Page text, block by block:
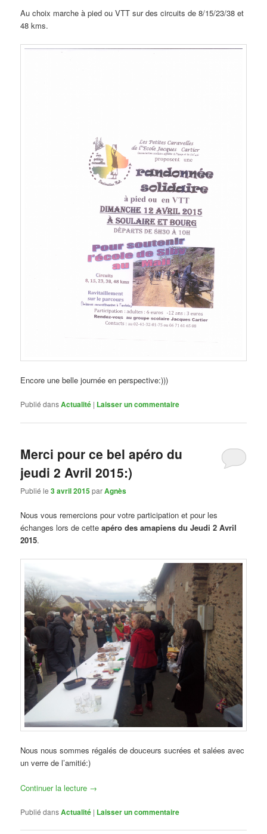
Au choix marche à pied ou VTT sur des circuits de 8/15/23/38 et
48 kms.
Encore une belle journée en perspective:)))
Publié dansActualité | Laisser un commentaire
Merci pour ce bel apéro du
jeudi 2 Avril 2015:)
Publié le3 avril 2015parAgnès
Nous vous remercions pour votre participation et pour les
échanges lors de cetteapéro des amapiens du Jeudi 2 Avril
2015.
Nous nous sommes régalés de douceurs sucrées et salées avec
un verre de l’amitié:)
Continuer la lecture →
Publié dansActualité | Laisser un commentaire